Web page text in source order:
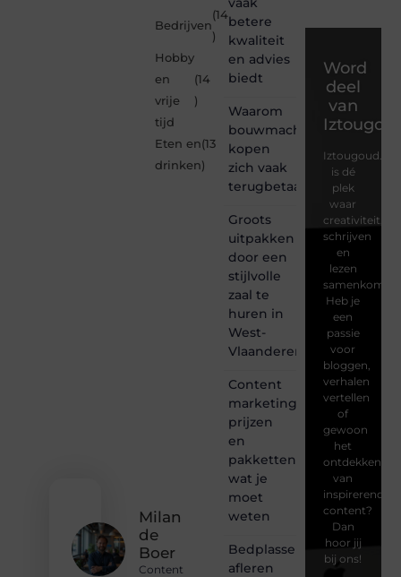
Milan
de
Boer
Content
Bedrijven
(14
)
Hobby
en
vrije
tijd
(14
)
Eten en
drinken
(13
)
betere
kwaliteit
en advies
biedt
Waarom
bouwmachines
kopen
zich vaak
terugbetaalt
Groots
uitpakken
door een
stijlvolle
zaal te
huren in
West-
Vlaanderen
Content
marketing
prijzen
en
pakketten:
wat je
moet
weten
Bedplassen
afleren
Word
deel
van
Iztougoud.be
is dé
plek
waar
creativiteit,
schrijven
en
lezen
samenkomen.
Heb je
een
passie
voor
bloggen,
verhalen
vertellen
of
gewoon
het
ontdekken
van
inspirerende
content?
Dan
hoor jij
bij ons!